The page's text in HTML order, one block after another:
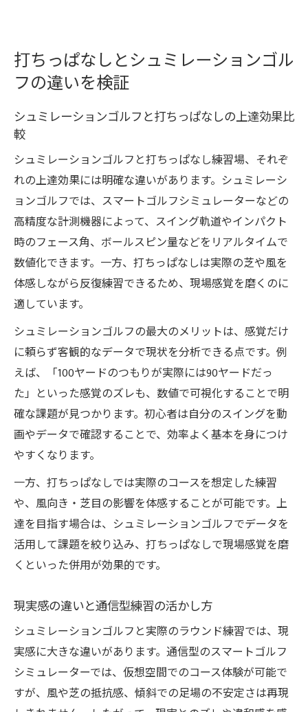
打ちっぱなしとシュミレーションゴル
フの違いを検証
シュミレーションゴルフと打ちっぱなしの上達効果比
較
シュミレーションゴルフと打ちっぱなし練習場、それぞ
れの上達効果には明確な違いがあります。シュミレーシ
ョンゴルフでは、スマートゴルフシミュレーターなどの
高精度な計測機器によって、スイング軌道やインパクト
時のフェース角、ボールスピン量などをリアルタイムで
数値化できます。一方、打ちっぱなしは実際の芝や風を
体感しながら反復練習できるため、現場感覚を磨くのに
適しています。
シュミレーションゴルフの最大のメリットは、感覚だけ
に頼らず客観的なデータで現状を分析できる点です。例
えば、「100ヤードのつもりが実際には90ヤードだっ
た」といった感覚のズレも、数値で可視化することで明
確な課題が見つかります。初心者は自分のスイングを動
画やデータで確認することで、効率よく基本を身につけ
やすくなります。
一方、打ちっぱなしでは実際のコースを想定した練習
や、風向き・芝目の影響を体感することが可能です。上
達を目指す場合は、シュミレーションゴルフでデータを
活用して課題を絞り込み、打ちっぱなしで現場感覚を磨
くといった併用が効果的です。
現実感の違いと通信型練習の活かし方
シュミレーションゴルフと実際のラウンド練習では、現
実感に大きな違いがあります。通信型のスマートゴルフ
シミュレーターでは、仮想空間でのコース体験が可能で
すが、風や芝の抵抗感、傾斜での足場の不安定さは再現